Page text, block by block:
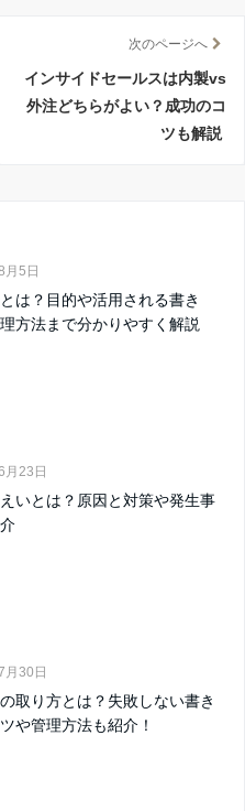
次のページへ
インサイドセールスは内製vs
外注どちらがよい？成功のコ
ツも解説
月5日
は？目的や活用される書き
方法まで分かりやすく解説
月23日
いとは？原因と対策や発生事
月30日
取り方とは？失敗しない書き
や管理方法も紹介！